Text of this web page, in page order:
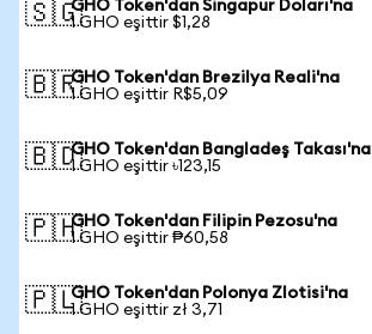
🇸🇬GHO Token'dan Singapur Doları'na
1 GHO eşittir $1,28
🇧🇷GHO Token'dan Brezilya Reali'na
1 GHO eşittir R$5,09
🇧🇩GHO Token'dan Bangladeş Takası'na
1 GHO eşittir ৳123,15
🇵🇭GHO Token'dan Filipin Pezosu'na
1 GHO eşittir ₱60,58
🇵🇱GHO Token'dan Polonya Zlotisi'na
1 GHO eşittir zł 3,71